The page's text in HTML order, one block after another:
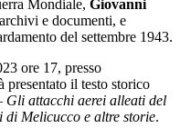
Mondiale, Giovanni
e documenti, e
del settembre 1943.
ore 17, presso
presentato il testo storico
attacchi aerei alleati del
di Melicucco e altre storie.